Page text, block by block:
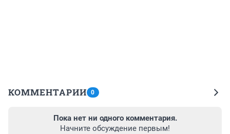
КОММЕНТАРИИ 0
Пока нет ни одного комментария.
Начните обсуждение первым!